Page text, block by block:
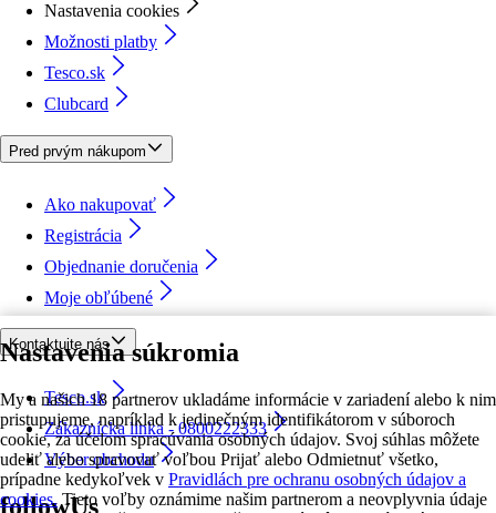
Nastavenia súkromia
My a našich 18 partnerov ukladáme informácie v zariadení alebo k nim
pristupujeme, napríklad k jedinečným identifikátorom v súboroch
cookie, za účelom spracúvania osobných údajov. Svoj súhlas môžete
udeliť alebo spravovať voľbou Prijať alebo Odmietnuť všetko,
prípadne kedykoľvek v Pravidlách pre ochranu osobných údajov a
cookies. Tieto voľby oznámime našim partnerom a neovplyvnia údaje
Nastavenia cookies
Možnosti platby
Tesco.sk
Clubcard
Pred prvým nákupom
Ako nakupovať
Registrácia
Objednanie doručenia
Moje obľúbené
Kontaktujte nás
Tesco.sk
Zákaznícka linka - 0800222333
Výber obchodu
followUs